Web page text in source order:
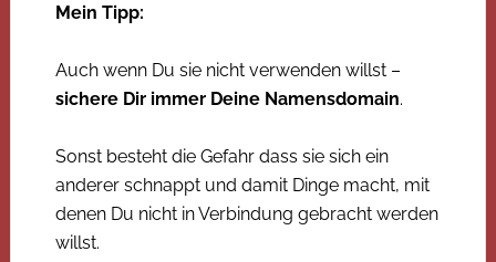
Mein Tipp:
Auch wenn Du sie nicht verwenden willst –
sichere Dir immer Deine Namensdomain.
Sonst besteht die Gefahr dass sie sich ein
anderer schnappt und damit Dinge macht, mit
denen Du nicht in Verbindung gebracht werden
willst.